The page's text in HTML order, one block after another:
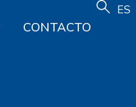
CONTACTO
ES